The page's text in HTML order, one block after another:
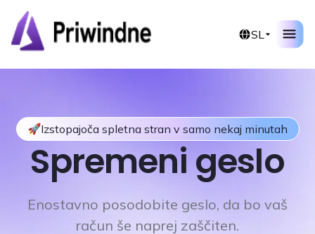
Preskoči
vsebino
SL
Izstopajoča spletna stran v samo nekaj minutah
Spremeni geslo
Enostavno posodobite geslo, da bo vaš
račun še naprej zaščiten.